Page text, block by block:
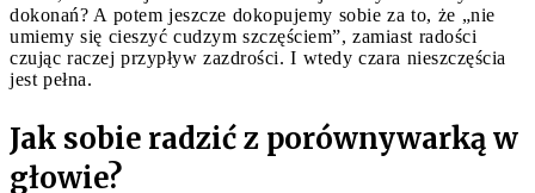
dokonań? A potem jeszcze dokopujemy sobie za to, że „nie
umiemy się cieszyć cudzym szczęściem”, zamiast radości
czując raczej przypływ zazdrości. I wtedy czara nieszczęścia
jest pełna.
Jak sobie radzić z porównywarką w
głowie?